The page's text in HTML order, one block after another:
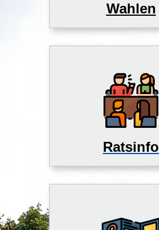
Wahlen
Ratsinfo